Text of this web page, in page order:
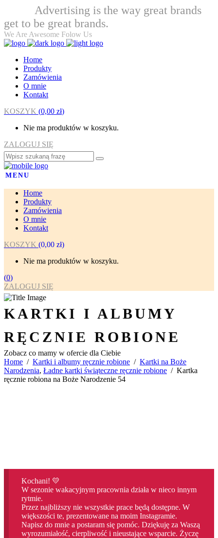
Advertising is the way great brands
get to be great brands.
We Are Awesome Folow Us
Home
Produkty
Zamówienia
O mnie
Kontakt
KOSZYK (0,00 zł)
Nie ma produktów w koszyku.
ZALOGUJ SIĘ
MENU
Home
Produkty
Zamówienia
O mnie
Kontakt
KOSZYK (0,00 zł)
Nie ma produktów w koszyku.
(0)
ZALOGUJ SIĘ
KARTKI I ALBUMY
RĘCZNIE ROBIONE
Zobacz co mamy w ofercie dla Ciebie
Home / Kartki i albumy ręcznie robione / Kartki na Boże
Narodzenia, Ładne kartki świąteczne ręcznie robione / Kartka
ręcznie robiona na Boże Narodzenie 54
Kochani! 💛
W sezonie wakacyjnym pracownia działa w nieco innym
rytmie.
Przez najbliższy nie wszystkie prace będą dostępne. W
większości te, prezentowane na moim Instagramie.
Napisz do mnie a postaram się pomóc. Dziękuję za Waszą
wyrozumiałość, cierpliwość i nieustające wsparcie. Życzę